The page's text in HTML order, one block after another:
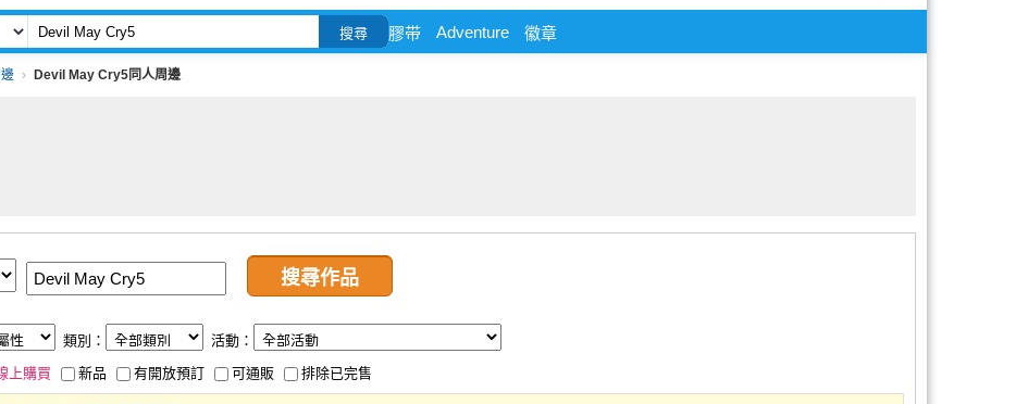
搜尋 膠带 Adventure 徽章
Devil May Cry5同人周邊
類別：
活動：
上購買 新品 有開放預訂 可通販 排除已完售